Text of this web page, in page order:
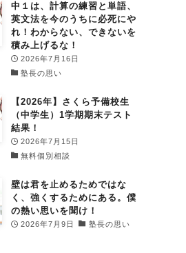
中１は、計算の練習と単語、
英文法を今のうちに必死にや
れ！わからない、できないを
積み上げるな！
2026年7月16日
塾長の思い
【2026年】さくら予備校生
（中学生）1学期期末テスト
結果！
2026年7月15日
無料個別相談
壁は君を止めるためではな
く、強くするためにある。僕
の熱い思いを聞け！
2026年7月9日 塾長の思い